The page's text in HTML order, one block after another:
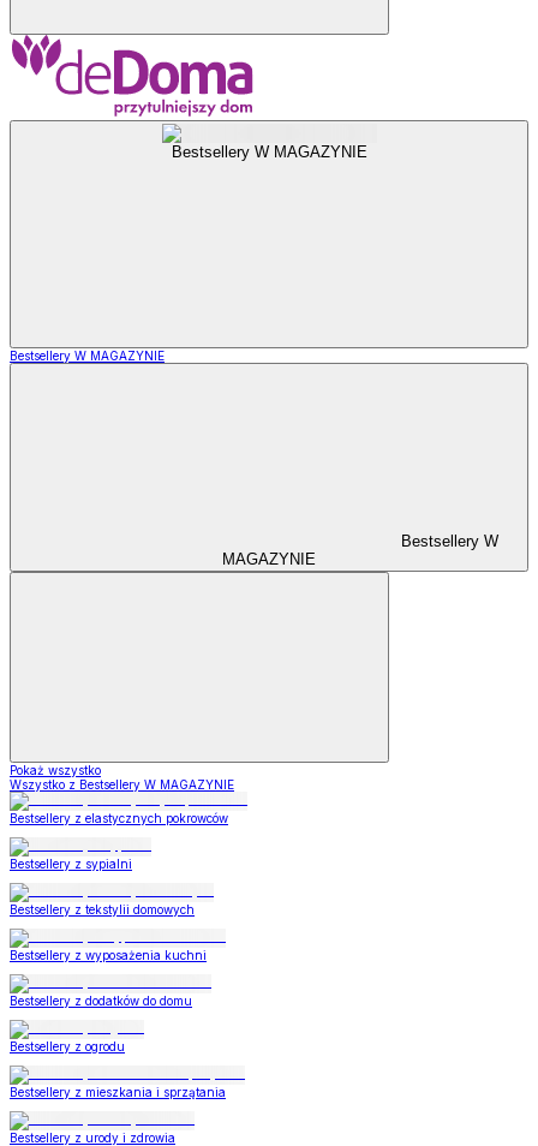
Bestsellery W MAGAZYNIE
Bestsellery W MAGAZYNIE
Bestsellery W
MAGAZYNIE
Pokaż wszystko
Wszystko z Bestsellery W MAGAZYNIE
Bestsellery z elastycznych pokrowców
Bestsellery z sypialni
Bestsellery z tekstylii domowych
Bestsellery z wyposażenia kuchni
Bestsellery z dodatków do domu
Bestsellery z ogrodu
Bestsellery z mieszkania i sprzątania
Bestsellery z urody i zdrowia